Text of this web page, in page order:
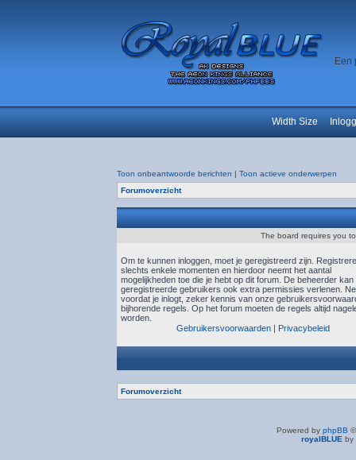
Een
Width Size
Toon onbeantwoorde berichten | Toon actieve onderwerpen
Forumoverzicht
The board requires you
Om te kunnen inloggen, moet je geregistreerd zijn.
slechts enkele momenten en hierdoor neemt het aantal
mogelijkheden toe die je hebt op dit forum. De beheerder kan
geregistreerde gebruikers ook extra permissies verlenen.
voordat je inlogt, zeker kennis van onze
bijhorende regels. Op het forum moeten de regels altijd
worden.
Gebruikersvoorwaarden | Privacybeleid
Forumoverzicht
Powered by phpBB
royalBLUE by